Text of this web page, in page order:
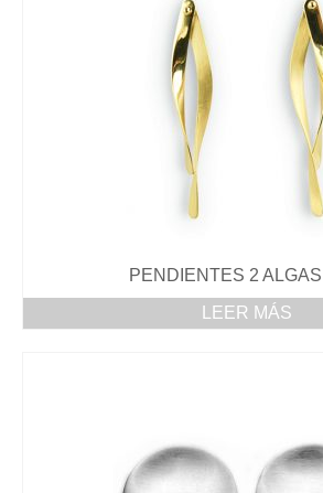
PENDIENTES 2
LEER MÁS